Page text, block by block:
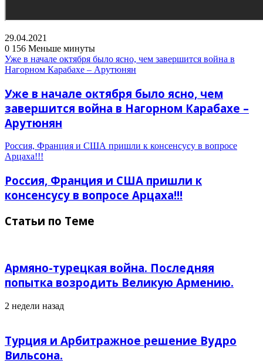
29.04.2021
0 156 Меньше минуты
Уже в начале октября было ясно, чем завершится война в
Нагорном Карабахе – Арутюнян
Уже в начале октября было ясно, чем
завершится война в Нагорном Карабахе –
Арутюнян
Россия, Франция и США пришли к консенсусу в вопросе
Арцаха!!!
Россия, Франция и США пришли к
консенсусу в вопросе Арцаха!!!
Статьи по Теме
Армяно-турецкая война. Последняя
попытка возродить Великую Армению.
2 недели назад
Турция и Арбитражное решение Вудро
Вильсона.